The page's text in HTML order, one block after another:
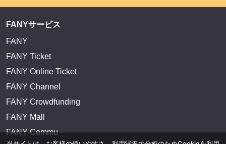
FANYサービス
FANY
FANY Ticket
FANY Online Ticket
FANY Channel
FANY Crowdfunding
FANY Mall
FANY Commu